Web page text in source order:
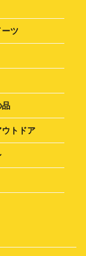
ツ
品
ウトドア